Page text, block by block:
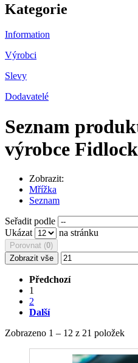
Kategorie
Information
Výrobci
Slevy
Dodavatelé
Seznam
výrobce Fidlock
Zobrazit:
Mřížka
Seznam
Seřadit podle
Ukázat
na stránku
Porovnat (0)
Zobrazit vše
Předchozí
1
2
Další
Zobrazeno 1 – 12 z 21 položek